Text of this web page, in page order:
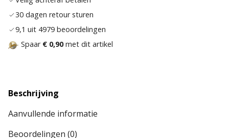
30 dagen retour sturen
9,1 uit 4979 beoordelingen
Spaar € 0,90met dit artikel
Beschrijving
Aanvullende informatie
Beoordelingen (0)